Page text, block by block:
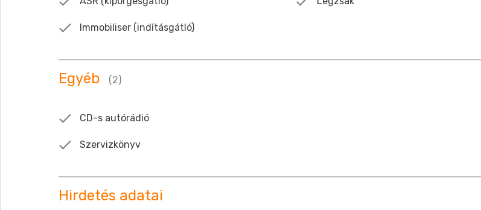
Immobiliser (indításgátló)
Egyéb (2)
CD-s autórádió
Szervizkönyv
Hirdetés adatai